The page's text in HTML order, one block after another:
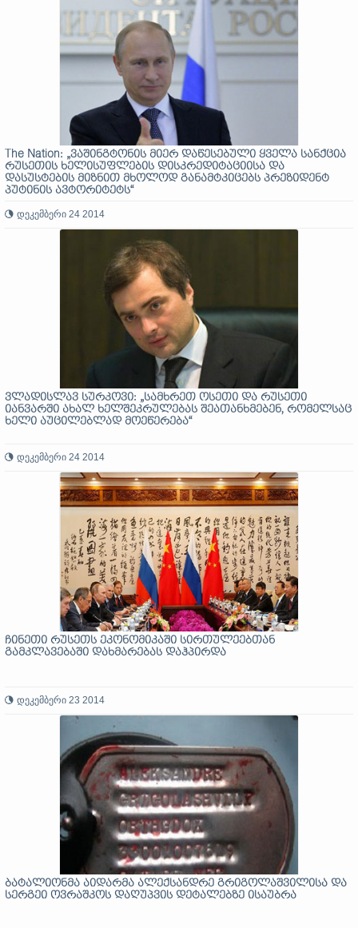
The Nation: „ვაშინგტონის მიერ დაწესებული ყველა სანქცია
რუსეთის ხელისუფლების დისკრედიტაციისა და
დასუსტების მიზნით მხოლოდ განამტკიცებს პრეზიდენტ
პუტინის ავტორიტეტს“
დეკემბერი 24 2014
ვლადისლავ სურკოვი: „სამხრეთ ოსეთი და რუსეთი
იანვარში ახალ ხელშეკრულებას შეათანხმებენ, რომელსაც
ხელი აუცილებლად მოეწერება“
დეკემბერი 24 2014
ჩინეთი რუსეთს ეკონომიკაში სირთულეებთან
გამკლავებაში დახმარებას დაჰპირდა
დეკემბერი 23 2014
ბატალიონმა აიდარმა ალექსანდრე გრიგოლაშვილისა და
სერგეი ოვრაშკოს დაღუპვის დეტალებზე ისაუბრა